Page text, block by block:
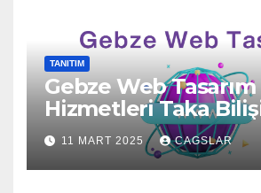
TANITIM
Gebze Web Tasarım
Hizmetleri Taka
11 MART 2025 CAGSLAR